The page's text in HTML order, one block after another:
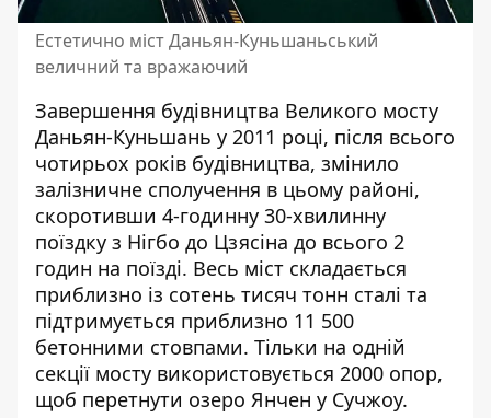
Естетично міст Даньян-Куньшаньський
величний та вражаючий
Завершення будівництва Великого мосту
Даньян-Куньшань у 2011 році, після всього
чотирьох років будівництва, змінило
залізничне сполучення в цьому районі,
скоротивши 4-годинну 30-хвилинну
поїздку з Нігбо до Цзясіна до всього 2
годин на поїзді. Весь міст складається
приблизно із сотень тисяч тонн сталі та
підтримується приблизно 11 500
бетонними стовпами. Тільки на одній
секції мосту використовується 2000 опор,
щоб перетнути озеро Янчен у Сучжоу.